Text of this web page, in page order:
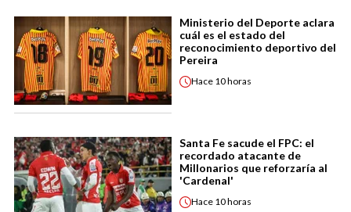
Ministerio del Deporte aclara
cuál es el estado del
reconocimiento deportivo del
Pereira
Hace 10 horas
Santa Fe sacude el FPC: el
recordado atacante de
Millonarios que reforzaría al
'Cardenal'
Hace 10 horas